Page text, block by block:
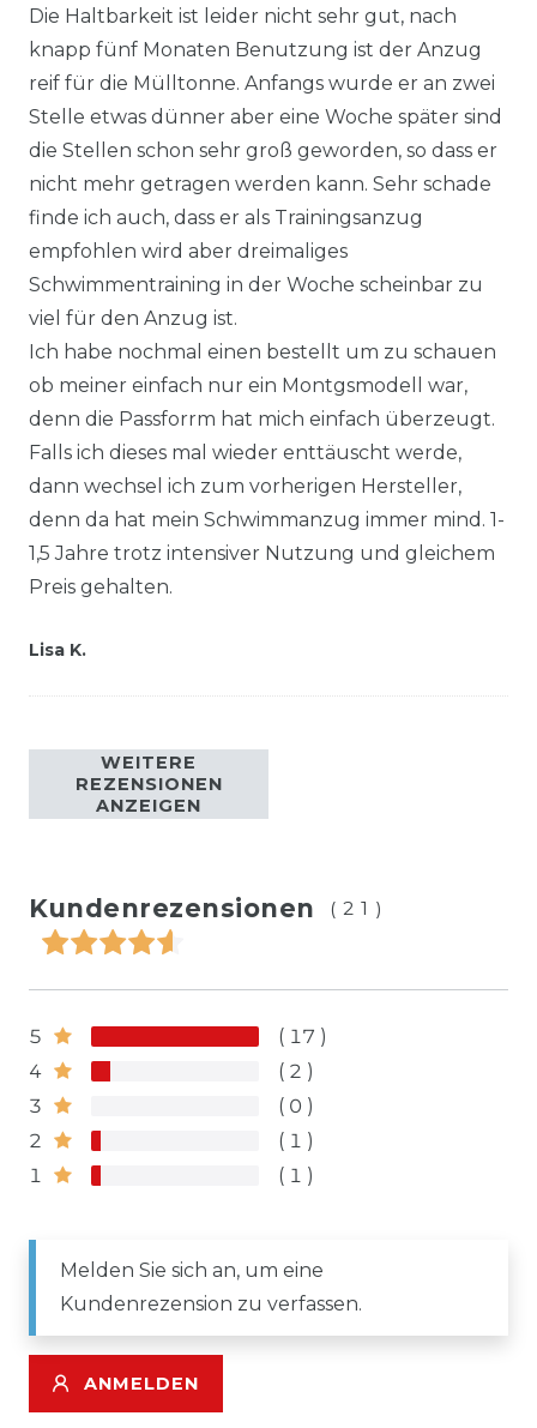
Die Haltbarkeit ist leider nicht sehr gut, nach
knapp fünf Monaten Benutzung ist der Anzug
reif für die Mülltonne. Anfangs wurde er an zwei
Stelle etwas dünner aber eine Woche später sind
die Stellen schon sehr groß geworden, so dass er
nicht mehr getragen werden kann. Sehr schade
finde ich auch, dass er als Trainingsanzug
empfohlen wird aber dreimaliges
Schwimmentraining in der Woche scheinbar zu
viel für den Anzug ist.
Ich habe nochmal einen bestellt um zu schauen
ob meiner einfach nur ein Montgsmodell war,
denn die Passforrm hat mich einfach überzeugt.
Falls ich dieses mal wieder enttäuscht werde,
dann wechsel ich zum vorherigen Hersteller,
denn da hat mein Schwimmanzug immer mind. 1-
1,5 Jahre trotz intensiver Nutzung und gleichem
Preis gehalten.
Lisa K.
WEITERE
REZENSIONEN
ANZEIGEN
Kundenrezensionen (21)
5
17
4
2
3
0
2
1
1
1
Melden Sie sich an, um eine
Kundenrezension zu verfassen.
ANMELDEN